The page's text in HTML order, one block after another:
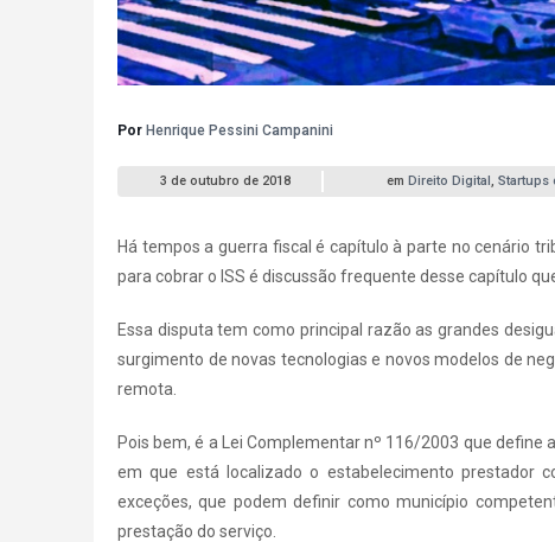
Por Henrique Pessini Campanini
3 de outubro de 2018 em Direito Digital, Startups
Há tempos a guerra fiscal é capítulo à parte no cenário
para cobrar o ISS é discussão frequente desse capítulo
Essa disputa tem como principal razão as grandes
surgimento de novas tecnologias e novos modelos de
remota.
Pois bem, é a Lei Complementar nº 116/2003 que
em que está localizado o estabelecimento prestador
exceções, que podem definir como município
prestação do serviço.